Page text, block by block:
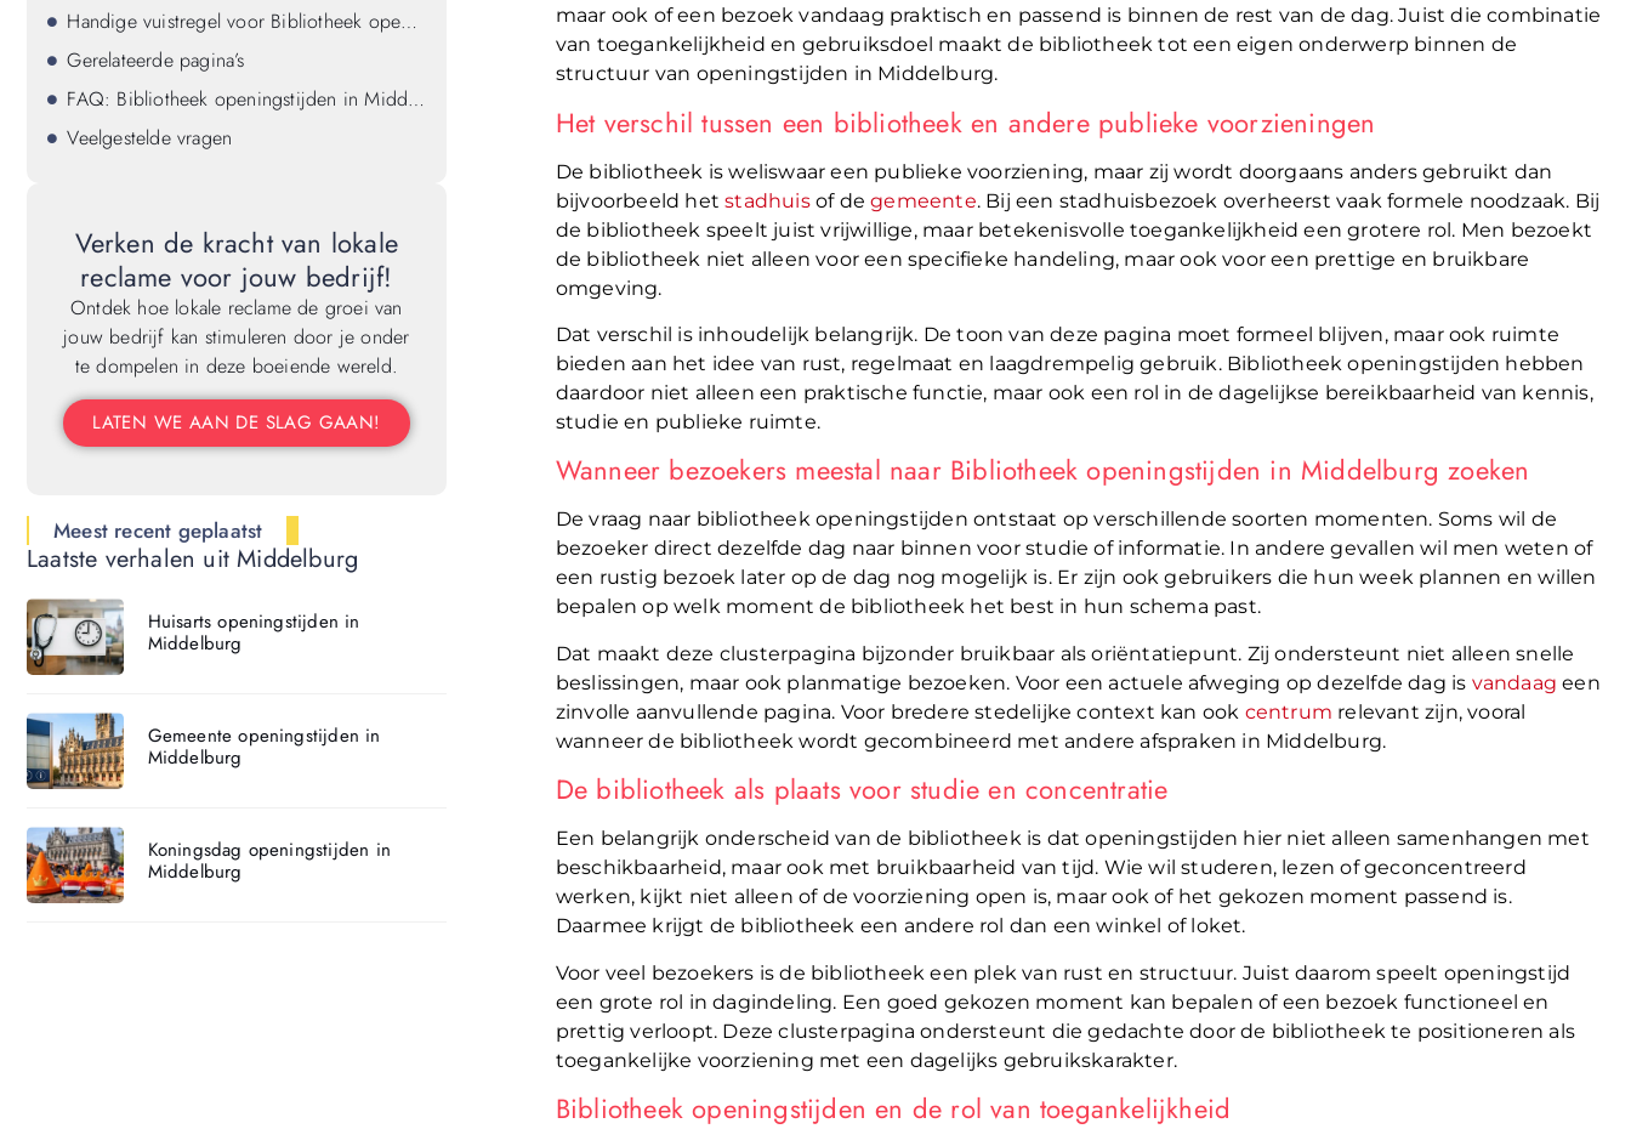
maar ook of een bezoek vandaag praktisch en passend is binnen de rest van de dag. Juist die combinatie
van toegankelijkheid en gebruiksdoel maakt de bibliotheek tot een eigen onderwerp binnen de
structuur van openingstijden in Middelburg.
Het verschil tussen een bibliotheek en andere publieke voorzieningen
De bibliotheek is weliswaar een publieke voorziening, maar zij wordt doorgaans anders gebruikt dan
bijvoorbeeld hetstadhuisof degemeente. Bij een stadhuisbezoek overheerst vaak formele noodzaak. Bij
de bibliotheek speelt juist vrijwillige, maar betekenisvolle toegankelijkheid een grotere rol. Men bezoekt
de bibliotheek niet alleen voor een specifieke handeling, maar ook voor een prettige en bruikbare
omgeving.
Dat verschil is inhoudelijk belangrijk. De toon van deze pagina moet formeel blijven, maar ook ruimte
bieden aan het idee van rust, regelmaat en laagdrempelig gebruik. Bibliotheek openingstijden hebben
daardoor niet alleen een praktische functie, maar ook een rol in de dagelijkse bereikbaarheid van kennis,
studie en publieke ruimte.
Wanneer bezoekers meestal naar Bibliotheek openingstijden in Middelburg zoeken
De vraag naar bibliotheek openingstijden ontstaat op verschillende soorten momenten. Soms wil de
bezoeker direct dezelfde dag naar binnen voor studie of informatie. In andere gevallen wil men weten of
een rustig bezoek later op de dag nog mogelijk is. Er zijn ook gebruikers die hun week plannen en willen
bepalen op welk moment de bibliotheek het best in hun schema past.
Dat maakt deze clusterpagina bijzonder bruikbaar als oriëntatiepunt. Zij ondersteunt niet alleen snelle
beslissingen, maar ook planmatige bezoeken. Voor een actuele afweging op dezelfde dag is vandaag een
zinvolle aanvullende pagina. Voor bredere stedelijke context kan ook centrum relevant zijn, vooral
wanneer de bibliotheek wordt gecombineerd met andere afspraken in Middelburg.
De bibliotheek als plaats voor studie en concentratie
Een belangrijk onderscheid van de bibliotheek is dat openingstijden hier niet alleen samenhangen met
beschikbaarheid, maar ook met bruikbaarheid van tijd. Wie wil studeren, lezen of geconcentreerd
werken, kijkt niet alleen of de voorziening open is, maar ook of het gekozen moment passend is.
Daarmee krijgt de bibliotheek een andere rol dan een winkel of loket.
Voor veel bezoekers is de bibliotheek een plek van rust en structuur. Juist daarom speelt openingstijd
een grote rol in dagindeling. Een goed gekozen moment kan bepalen of een bezoek functioneel en
prettig verloopt. Deze clusterpagina ondersteunt die gedachte door de bibliotheek te positioneren als
toegankelijke voorziening met een dagelijks gebruikskarakter.
Bibliotheek openingstijden en de rol van toegankelijkheid
Handige vuistregel voor Bibliotheek openingstijden in Middelburg
Gerelateerde pagina’s
FAQ: Bibliotheek openingstijden in Middelburg
Veelgestelde vragen
Verken de kracht van lokale
reclame voor jouw bedrijf!
Ontdek hoe lokale reclame de groei van
jouw bedrijf kan stimuleren door je onder
te dompelen in deze boeiende wereld.
LATEN WE AAN DE SLAG GAAN!
Meest recent geplaatst
Laatste verhalen uit Middelburg
Huisarts openingstijden in
Middelburg
Gemeente openingstijden in
Middelburg
Koningsdag openingstijden in
Middelburg